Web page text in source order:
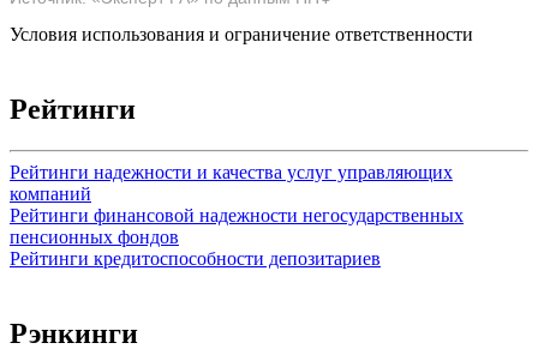
Условия использования и ограничение ответственности
Рейтинги
Рейтинги надежности и качества услуг управляющих
компаний
Рейтинги финансовой надежности негосударственных
пенсионных фондов
Рейтинги кредитоспособности депозитариев
Рэнкинги